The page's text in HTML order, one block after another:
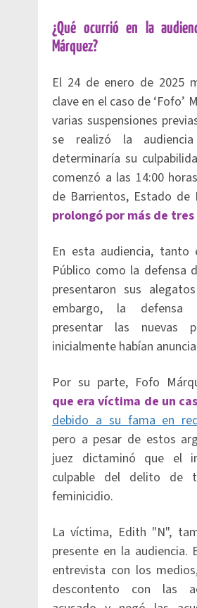
¿Qué ocurrió en la
Márquez?
El 24 de enero de 2025
clave en el caso de ‘Fofo’
varias suspensiones
se realizó la
determinaría su
comenzó a las 14:00
de Barrientos, Estado de
prolongó por más de tres
En esta audiencia, tanto
Público como la defensa
presentaron sus
embargo, la defensa
presentar las nuevas
inicialmente habían
Por su parte, Fofo
que era víctima de un
debido a su fama en
pero a pesar de estos
juez dictaminó que el
culpable del delito de
feminicidio.
La víctima, Edith "N",
presente en la audiencia.
entrevista con los
descontento con las